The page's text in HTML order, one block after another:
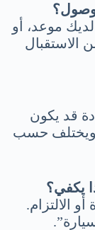
موعد، أو
الاستقبال
القيادة قد يكون
ويختلف حسب
الالتزام.